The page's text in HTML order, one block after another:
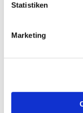
Statistiken
Marketing
Die Kita